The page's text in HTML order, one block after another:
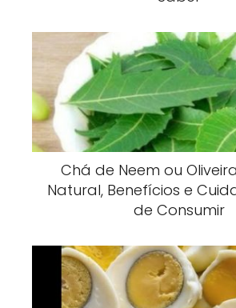
Chá de Neem ou
Natural, Benefícios e
de Consumir